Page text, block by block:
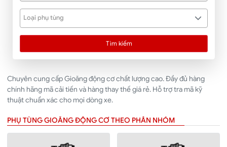
Loại phụ tùng
Tìm kiếm
Chuyên cung cấp Gioăng động cơ chất lượng cao. Đầy đủ hàng
chính hãng mã cải tiến và hàng thay thế giá rẻ. Hỗ trợ tra mã kỹ
thuật chuẩn xác cho mọi dòng xe.
PHỤ TÙNG GIOĂNG ĐỘNG CƠ THEO PHÂN NHÓM